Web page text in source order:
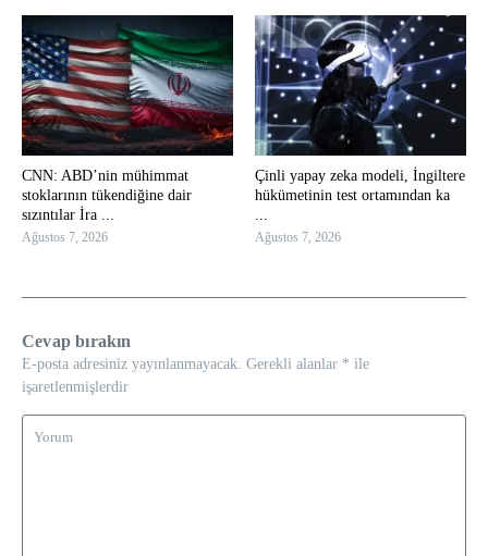
CNN: ABD’nin mühimmat
stoklarının tükendiğine dair
sızıntılar İra ...
Ağustos 7, 2026
Çinli yapay zeka modeli, İngiltere
hükümetinin test ortamından ka
Ağustos 7, 2026
Cevap bırakın
E-posta adresiniz yayınlanmayacak. Gerekli alanlar * ile
işaretlenmişlerdir